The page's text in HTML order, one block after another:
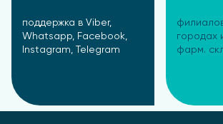
поддержка в Viber,
Whatsapp, Facebook,
Instagram, Telegram
городах
фарм.